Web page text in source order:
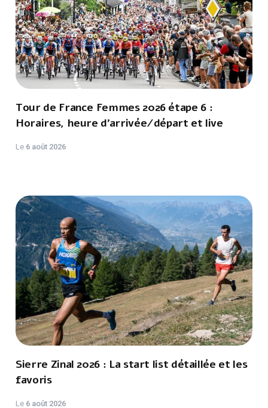
Tour de France Femmes 2026 étape 6 :
Horaires, heure d'arrivée/départ et live
Le 6 août 2026
Sierre Zinal 2026 : La start list détaillée et les
favoris
Le 6 août 2026